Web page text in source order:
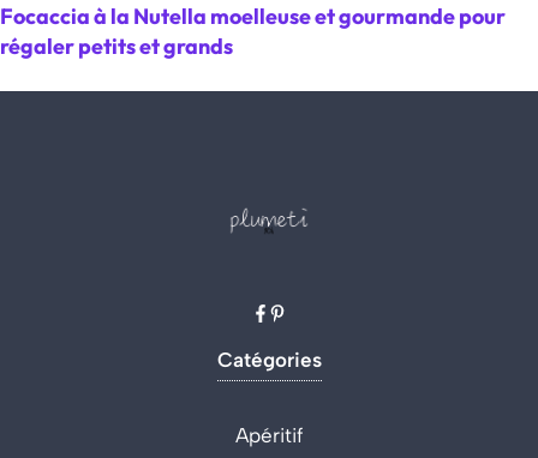
Focaccia à la Nutella moelleuse et gourmande pour
régaler petits et grands
Catégories
Apéritif